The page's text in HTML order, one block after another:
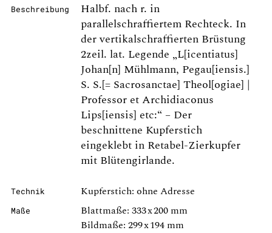
Beschreibung
Halbf. nach r. in
parallelschraffiertem Rechteck. In
der vertikalschraffierten Brüstung
2zeil. lat. Legende „L[icentiatus]
Johan[n] Mühlmann, Pegau[iensis.]
S. S.[= Sacrosanctae] Theol[ogiae] |
Professor et Archidiaconus
Lips[iensis] etc:“ – Der
beschnittene Kupferstich
eingeklebt in Retabel-Zierkupfer
mit Blütengirlande.
Technik Kupferstich: ohne Adresse
Maße
Blattmaße: 333 x 200 mm
Bildmaße: 299 x 194 mm